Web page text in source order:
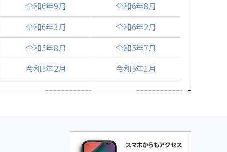
令和6年9月
令和6年8月
令和6年3月
令和6年2月
令和5年8月
令和5年7月
令和5年2月 令和5年1月